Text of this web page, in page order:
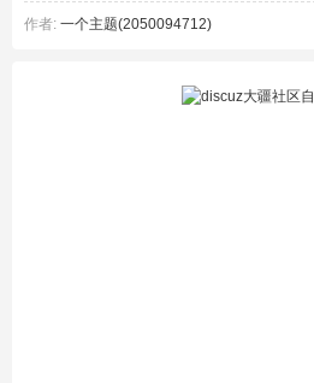
作者: 一个主题(2050094712)